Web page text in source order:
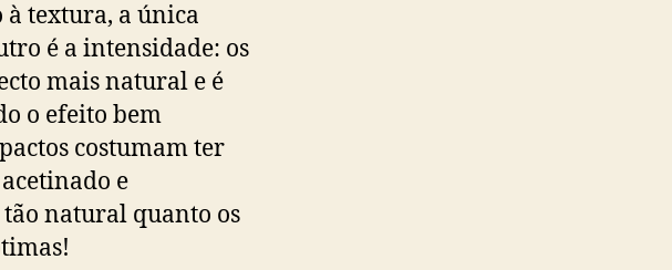
textura, a única
é a intensidade: os
mais natural e é
o efeito bem
costumam ter
e
natural quanto os